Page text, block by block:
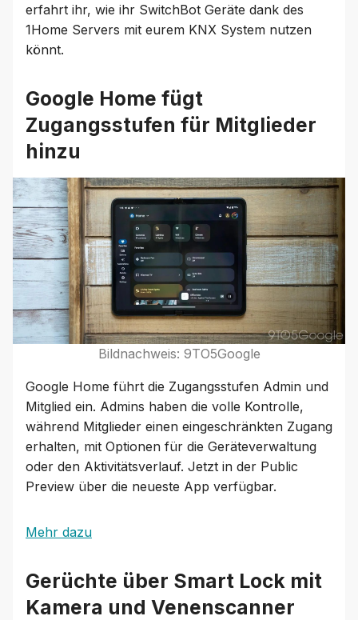
erfahrt ihr, wie ihr SwitchBot Geräte dank des
1Home Servers mit eurem KNX System nutzen
könnt.
Google Home fügt
Zugangsstufen für Mitglieder
hinzu
Bildnachweis: 9TO5Google
Google Home führt die Zugangsstufen Admin und
Mitglied ein. Admins haben die volle Kontrolle,
während Mitglieder einen eingeschränkten Zugang
erhalten, mit Optionen für die Geräteverwaltung
oder den Aktivitätsverlauf. Jetzt in der Public
Preview über die neueste App verfügbar.
Mehr dazu
Gerüchte über Smart Lock mit
Kamera und Venenscanner